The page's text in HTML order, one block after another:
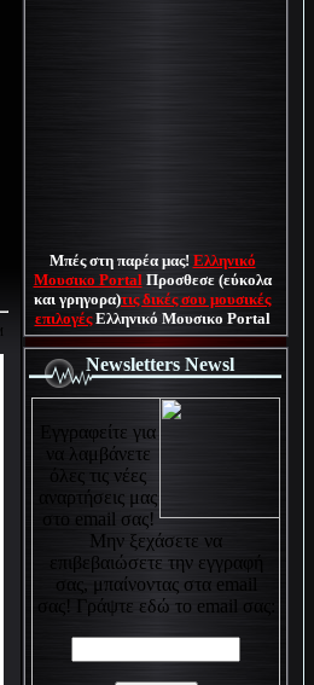
Μπές στη παρέα μας! Ελληνικό
Μουσικο Portal Προσθεσε (εύκολα
και γρηγορα)τις δικές σου μουσικές
επιλογές Ελληνικό Μουσικο Portal
Newsletters Newsl
Εγγραφείτε για
να λαμβάνετε
όλες τις νέες
αναρτήσεις μας
στο email σας!
Μην ξεχάσετε να
επιβεβαιώσετε την εγγραφή
σας, μπαίνοντας στα email
σας! Γράψτε εδώ το email σας: